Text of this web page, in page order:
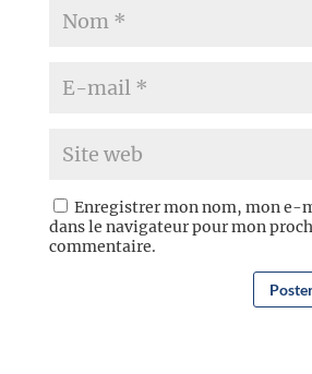
Enregistrer mon nom, mon e-
dans le navigateur pour mon
commentaire.